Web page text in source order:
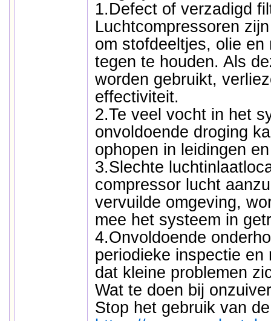
1.Defect of verzadigd
Luchtcompressoren
om stofdeeltjes, olie en
tegen te houden. Als
worden gebruikt,
effectiviteit.
2.Te veel vocht in het
onvoldoende droging
ophopen in leidingen
3.Slechte
compressor lucht
vervuilde omgeving,
mee het systeem in
4.Onvoldoende
periodieke inspectie en
dat kleine problemen
Wat te doen bij
Stop het gebruik van